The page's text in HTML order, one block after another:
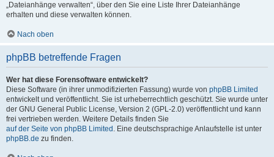
„Dateianhänge verwalten“, über den Sie eine Liste Ihrer Dateianhänge
erhalten und diese verwalten können.
Nach oben
phpBB betreffende Fragen
Wer hat diese Forensoftware entwickelt?
Diese Software (in ihrer unmodifizierten Fassung) wurde von phpBB Limited
entwickelt und veröffentlicht. Sie ist urheberrechtlich geschützt. Sie wurde unter
der GNU General Public License, Version 2 (GPL-2.0) veröffentlicht und kann
frei vertrieben werden. Weitere Details finden Sie
auf der Seite von phpBB Limited . Eine deutschsprachige Anlaufstelle ist unter
phpBB.de zu finden.